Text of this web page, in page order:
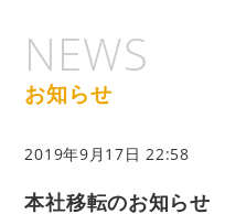
お知らせ
2019年9月17日 22:58
本社移転のお知らせ